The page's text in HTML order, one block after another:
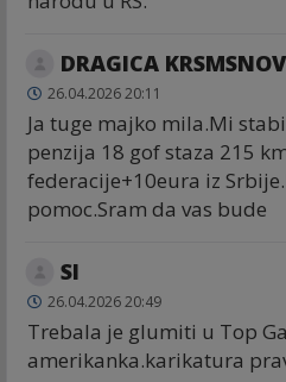
DRAGICA
26.04.2026 20:11
Ja tuge majko mila.Mi
penzija 18 gof staza 215
federacije+10eura iz
pomoc.Sram da vas bude
Sl
26.04.2026 20:49
Trebala je glumiti u Top
amerikanka.karikatura